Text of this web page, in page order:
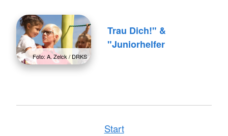
Foto: A. Zelck / DRKS
Trau Dich!" &
"Juniorhelfer
Start